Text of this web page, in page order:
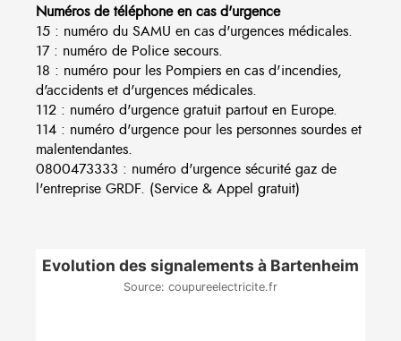
Numéros de téléphone en cas d'urgence
15 : numéro du SAMU en cas d'urgences médicales.
17 : numéro de Police secours.
18 : numéro pour les Pompiers en cas d'incendies,
d'accidents et d'urgences médicales.
112 : numéro d'urgence gratuit partout en Europe.
114 : numéro d'urgence pour les personnes sourdes et
malentendantes.
0800473333 : numéro d'urgence sécurité gaz de
l'entreprise GRDF. (Service & Appel gratuit)
Evolution des signalements à Bartenheim
Source: coupureelectricite.fr